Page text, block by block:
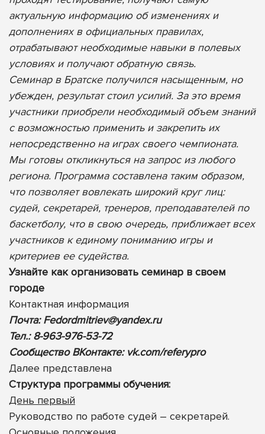
актуальную информацию об изменениях и
дополнениях в официальных правилах,
отрабатывают необходимые навыки в полевых
условиях и получают обратную связь.
Семинар в Братске получился насыщенным, но
убежден, результат стоил усилий. За это время
участники приобрели необходимый объем знаний
с возможностью применить и закрепить их
непосредственно на играх своего чемпионата.
Мы готовы откликнуться на запрос из любого
региона. Программа составлена таким образом,
что позволяет вовлекать широкий круг лиц:
судей, секретарей, тренеров, преподавателей по
баскетболу, что в свою очередь, приближает всех
участников к единому пониманию игры и
критериев ее судейства.
Узнайте как организовать семинар в своем
городе
Контактная информация
Почта:Fedordmitriev@yandex.ru
Тел.: 8-963-976-53-72
Сообщество ВКонтакте: vk.com/referypro
Далее представлена
Cтруктура программы обучения:
День первый
Руководство по работе судей – секретарей.